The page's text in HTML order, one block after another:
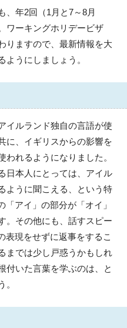
、年2回（1月と7～8月
ワーキングホリデービザ
りますので、最新情報を大
うにしましょう。
イルランド独自の言語が使
に、イギリスからの影響を
れるようになりました。
日本人にとっては、アイル
ように聞こえる、という特
アイ」の部分が「オイ」
。その他にも、話すスピー
表現をせずに返事をするこ
までは少し戸惑うかもしれ
付いた言葉を学ぶのは、と
。